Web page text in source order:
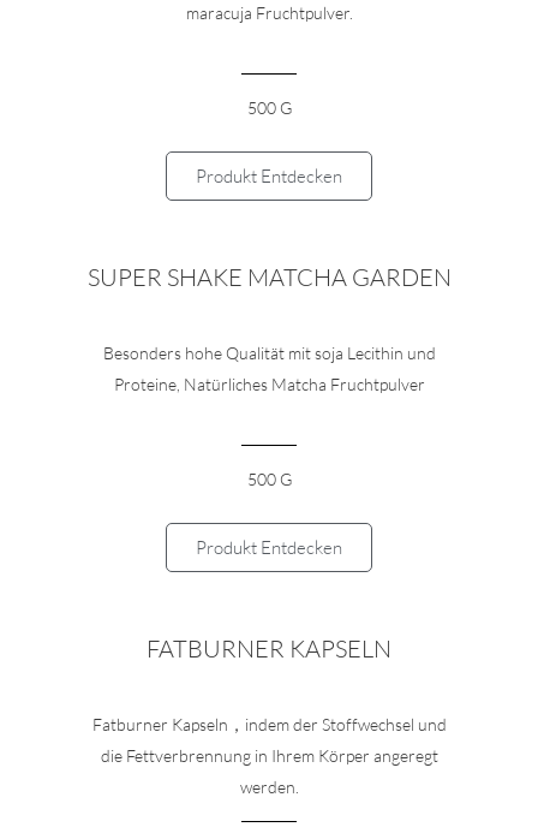
maracuja Fruchtpulver.
500 G
Produkt Entdecken
SUPER SHAKE MATCHA GARDEN
Besonders hohe Qualität mit soja Lecithin und
Proteine, Natürliches Matcha Fruchtpulver
500 G
Produkt Entdecken
FATBURNER KAPSELN
Fatburner Kapseln，indem der Stoffwechsel und
die Fettverbrennung in Ihrem Körper angeregt
werden.